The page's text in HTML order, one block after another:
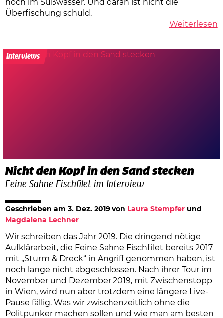
noch im Süßwasser. Und daran ist nicht die
Überfischung schuld.
Weiterlesen
Interviews
Nicht den Kopf in den Sand stecken
Feine Sahne Fischfilet im Interview
Geschrieben am3. Dez. 2019 von Laura Stempfer und​
Magdalena Lechner
Wir schreiben das Jahr 2019. Die dringend nötige
Aufklärarbeit, die Feine Sahne Fischfilet bereits 2017
mit „Sturm & Dreck“ in Angriff genommen haben, ist
noch lange nicht abgeschlossen. Nach ihrer Tour im
November und Dezember 2019, mit Zwischenstopp
in Wien, wird nun aber trotzdem eine längere Live-
Pause fällig. Was wir zwischenzeitlich ohne die
Politpunker machen sollen und wie man am besten